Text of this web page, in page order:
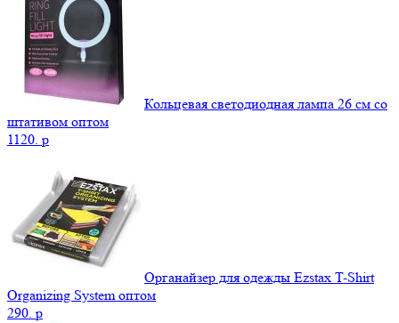
Кольцевая светодиодная лампа 26 см со
штативом оптом
1120. p
Органайзер для одежды Ezstax T-Shirt
Organizing System оптом
290. p